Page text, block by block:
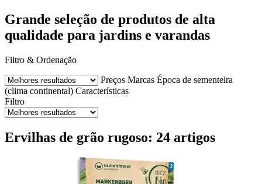
Grande seleção de produtos de alta
qualidade para jardins e varandas
Filtro & Ordenação
Preços Marcas Época de sementeira
(clima continental) Características
Filtro
Ervilhas de grão rugoso: 24 artigos